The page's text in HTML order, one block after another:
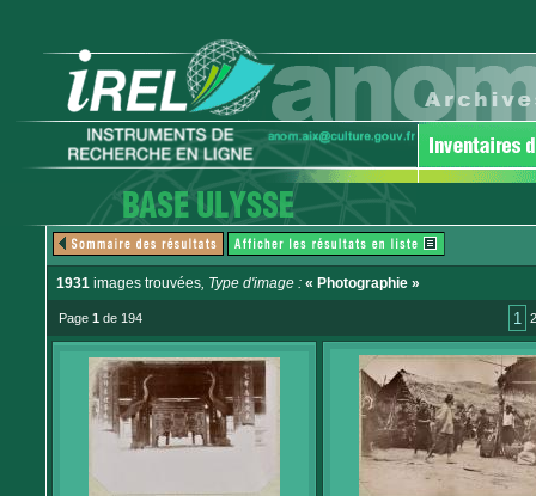
1931 images trouvées, Type d'image : « Photographie »
Page 1 de 194 1 2